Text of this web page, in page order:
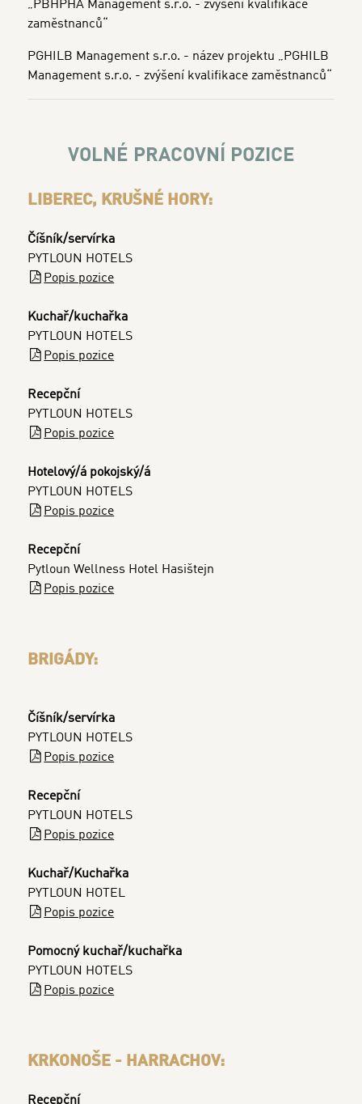
„PBHPHA Management s.r.o. - zvýšení kvalifikace
zaměstnanců“
PGHILB Management s.r.o. - název projektu „PGHILB
Management s.r.o. - zvýšení kvalifikace zaměstnanců“
VOLNÉ PRACOVNÍ POZICE
LIBEREC, KRUŠNÉ HORY:
Číšník/servírka
PYTLOUN HOTELS
Popis pozice
Kuchař/kuchařka
PYTLOUN HOTELS
Popis pozice
Recepční
PYTLOUN HOTELS
Popis pozice
Hotelový/á pokojský/á
PYTLOUN HOTELS
Popis pozice
Recepční
Pytloun Wellness Hotel Hasištejn
Popis pozice
BRIGÁDY:
Číšník/servírka
PYTLOUN HOTELS
Popis pozice
Recepční
PYTLOUN HOTELS
Popis pozice
Kuchař/Kuchařka
PYTLOUN HOTEL
Popis pozice
Pomocný kuchař/kuchařka
PYTLOUN HOTELS
Popis pozice
KRKONOŠE - HARRACHOV:
Recepční